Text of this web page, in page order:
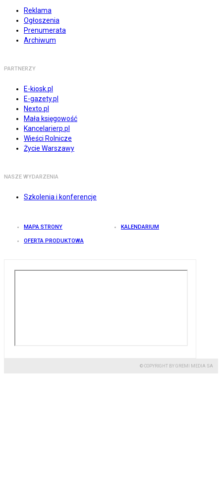
Reklama
Ogłoszenia
Prenumerata
Archiwum
PARTNERZY
E-kiosk.pl
E-gazety.pl
Nexto.pl
Mała księgowość
Kancelarierp.pl
Wieści Rolnicze
Życie Warszawy
NASZE WYDARZENIA
Szkolenia i konferencje
MAPA STRONY KALENDARIUM
OFERTA PRODUKTOWA
© COPYRIGHT BY GREMI MEDIA SA